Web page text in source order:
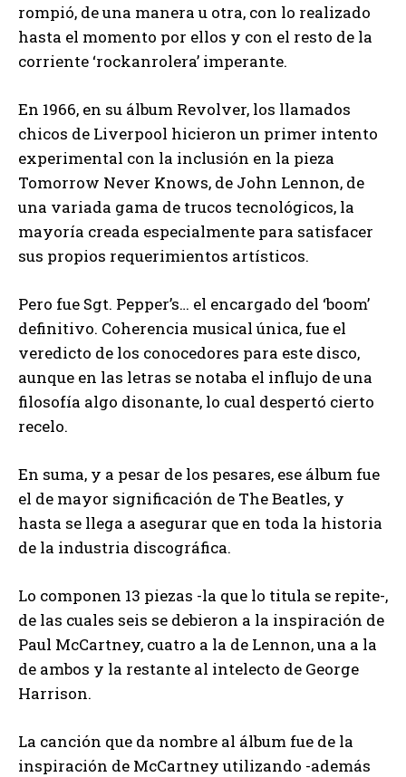
rompió, de una manera u otra, con lo realizado
hasta el momento por ellos y con el resto de la
corriente ‘rockanrolera’ imperante.
En 1966, en su álbum Revolver, los llamados
chicos de Liverpool hicieron un primer intento
experimental con la inclusión en la pieza
Tomorrow Never Knows, de John Lennon, de
una variada gama de trucos tecnológicos, la
mayoría creada especialmente para satisfacer
sus propios requerimientos artísticos.
Pero fue Sgt. Pepper’s… el encargado del ‘boom’
definitivo. Coherencia musical única, fue el
veredicto de los conocedores para este disco,
aunque en las letras se notaba el influjo de una
filosofía algo disonante, lo cual despertó cierto
recelo.
En suma, y a pesar de los pesares, ese álbum fue
el de mayor significación de The Beatles, y
hasta se llega a asegurar que en toda la historia
de la industria discográfica.
Lo componen 13 piezas -la que lo titula se repite-,
de las cuales seis se debieron a la inspiración de
Paul McCartney, cuatro a la de Lennon, una a la
de ambos y la restante al intelecto de George
Harrison.
La canción que da nombre al álbum fue de la
inspiración de McCartney utilizando -además